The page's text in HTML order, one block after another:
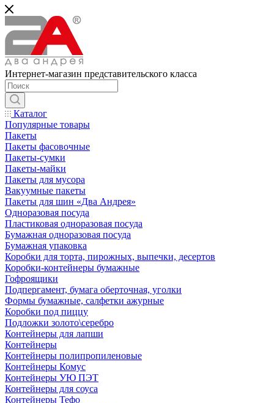
Интернет-магазин представительского класса
Каталог
Популярные товары
Пакеты
Пакеты фасовочные
Пакеты-сумки
Пакеты-майки
Пакеты для мусора
Вакуумные пакеты
Пакеты для шин «Два Андрея»
Одноразовая посуда
Пластиковая одноразовая посуда
Бумажная одноразовая посуда
Бумажная упаковка
Коробки для торта, пирожных, выпечки, десертов
Коробки-контейнеры бумажные
Гофроящики
Подпергамент, бумага оберточная, уголки
Формы бумажные, салфетки ажурные
Коробки под пиццу
Подложки золото\серебро
Контейнеры для лапши
Контейнеры
Контейнеры полипропиленовые
Контейнеры Комус
Контейнеры УЮ ПЭТ
Контейнеры для соуса
Контейнеры Тефо